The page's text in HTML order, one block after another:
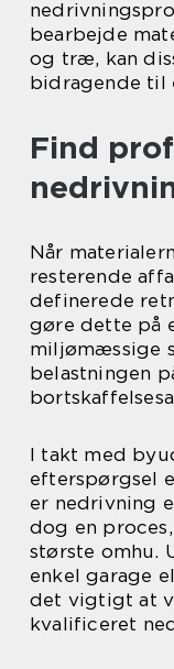
bearbejde
og træ, kan
bidragende til
Find
Når
resterende
definerede
gøre dette på
miljømæssige
belastningen
I takt med
efterspørgsel
er nedrivning
dog en
største omhu.
enkel garage
det vigtigt at
kvalificeret